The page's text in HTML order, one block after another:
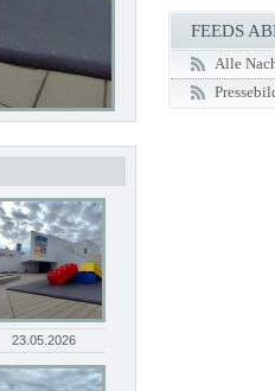
23.05.2026
FEEDS
Alle